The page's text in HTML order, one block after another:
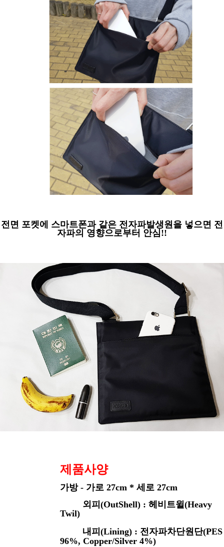
전면 포켓에 스마트폰과 같은 전자파발생원을 넣으면 전
자파의 영향으로부터 안심!!
제품사양
가방 - 가로 27cm * 세로 27cm
외피(OutShell) : 헤비트윌(Heavy
Twil)
내피(Lining) : 전자파차단원단(PES
96%, Copper/Silver 4%)